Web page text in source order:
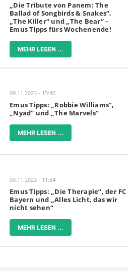
„Die Tribute von Panem: The
Ballad of Songbirds & Snakes“,
„The Killer“ und „The Bear“ –
Emus Tipps fürs Wochenende!
MEHR LESEN ...
09.11.2023 - 15:40
Emus Tipps: „Robbie Williams“,
„Nyad“ und „The Marvels“
MEHR LESEN ...
03.11.2023 - 11:34
Emus Tipps: „Die Therapie“, der FC
Bayern und „Alles Licht, das wir
nicht sehen“
MEHR LESEN ...